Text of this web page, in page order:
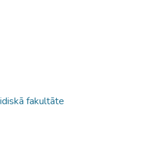
fakultāte